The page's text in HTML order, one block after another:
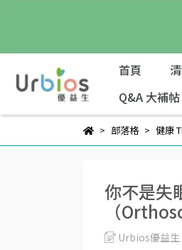
首頁
Q&A 大補帖
部落格 健康
你不是失
（
Urbios優益生